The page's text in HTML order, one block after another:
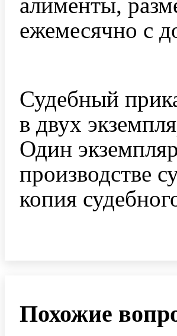
ежемесячно с
Судебный
в двух
Один
производстве
копия
Похожие